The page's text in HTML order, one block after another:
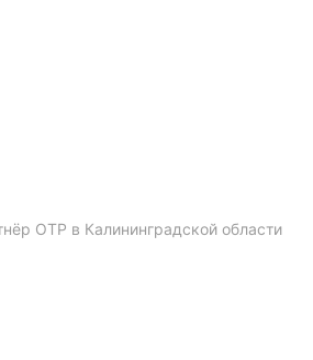
ОТР в Калининградской области